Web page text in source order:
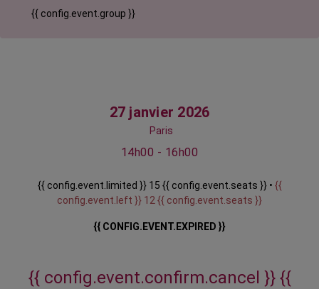
{{ config.event.group }}
27 janvier 2026
Paris
14h00 - 16h00
{{ config.event.limited }} 15 {{ config.event.seats }} • {{
config.event.left }} 12 {{ config.event.seats }}
{{ CONFIG.EVENT.EXPIRED }}
{{ config.event.confirm.cancel }} {{